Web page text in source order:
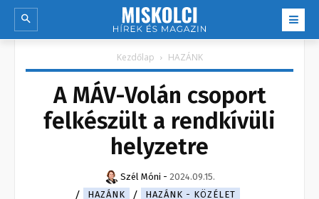
Kezdőlap HAZÁNK
A MÁV-Volán csoport
felkészült a rendkívüli
helyzetre
Szél Móni - 2024.09.15.
HAZÁNK
HAZÁNK - KÖZÉLET